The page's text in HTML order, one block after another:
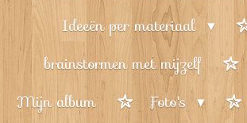
Ideeën per materiaal
brainstormen met mijzelf
Mijn album
Foto's